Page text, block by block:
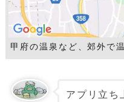
甲府の温泉など、郊外で
アプリ立ち